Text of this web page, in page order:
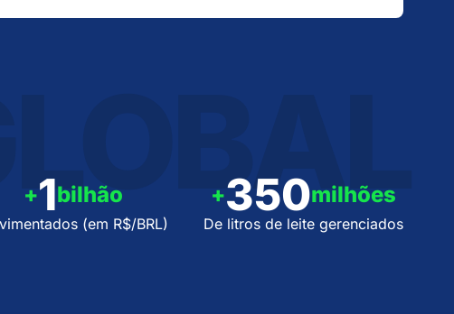
+1bilhão
(em R$/BRL)
+350milhões
De litros de leite gerenciados